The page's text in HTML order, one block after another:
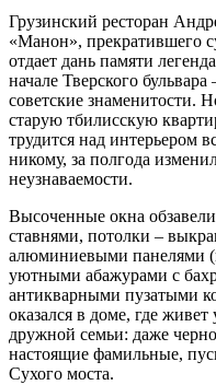
Грузинский ресторан
«Манон», прекратившего
отдает дань памяти
начале Тверского
советские знаменитости.
старую тбилисскую
трудится над интерьером
никому, за полгода
неузнаваемости.
Высоченные окна
ставнями, потолки –
алюминиевыми панелями
уютными абажурами с
антикварными пузатыми
оказался в доме, где
дружной семьи: даже
настоящие фамильные,
Сухого моста.